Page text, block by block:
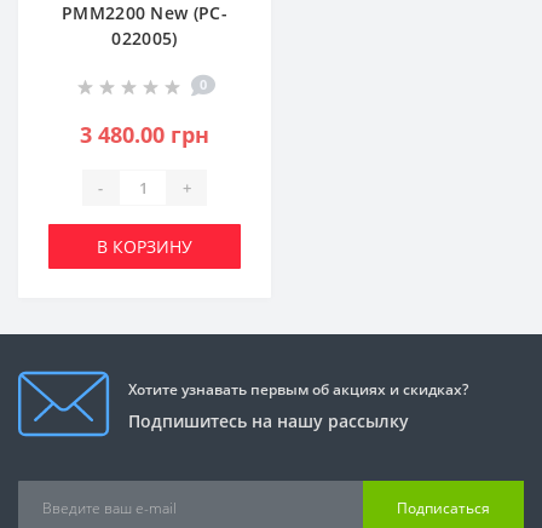
PMM2200 New (PC-
022005)
0
3 480.00 грн
- +
В КОРЗИНУ
Хотите узнавать первым об акциях и скидках?
Подпишитесь на нашу рассылку
Подписаться